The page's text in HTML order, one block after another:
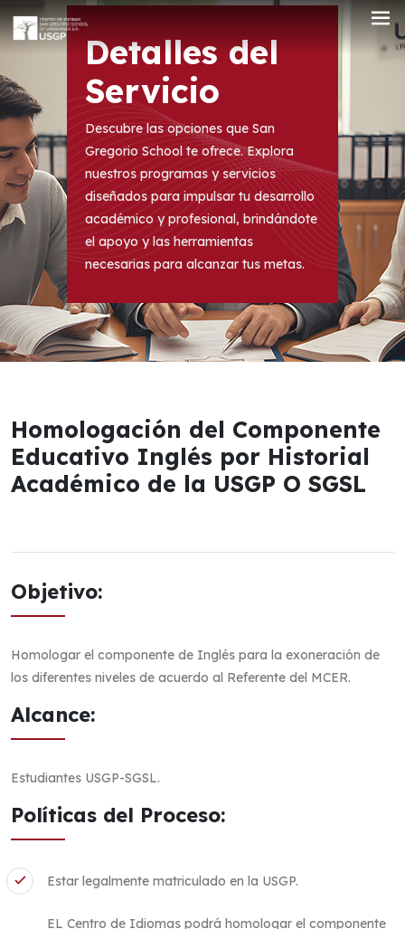
Detalles del
Servicio
Descubre las opciones que San
Gregorio School te ofrece. Explora
nuestros programas y servicios
diseñados para impulsar tu desarrollo
académico y profesional, brindándote
el apoyo y las herramientas
necesarias para alcanzar tus metas.
Homologación del Componente
Educativo Inglés por Historial
Académico de la USGP O SGSL
Objetivo:
Homologar el componente de Inglés para la exoneración de
los diferentes niveles de acuerdo al Referente del MCER.
Alcance:
Estudiantes USGP-SGSL.
Políticas del Proceso:
Estar legalmente matriculado en la USGP.
EL Centro de Idiomas podrá homologar el componente